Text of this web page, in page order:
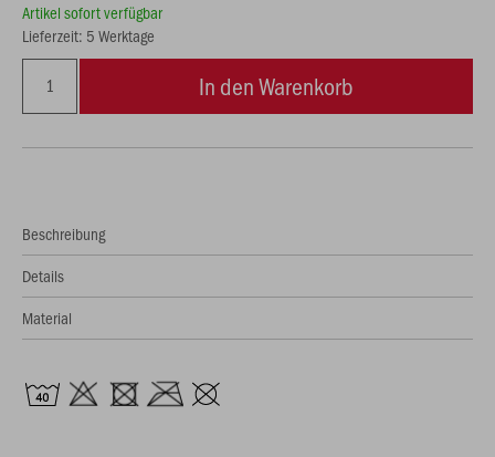
Artikel sofort verfügbar
Lieferzeit: 5 Werktage
In den Warenkorb
Beschreibung
Details
Material